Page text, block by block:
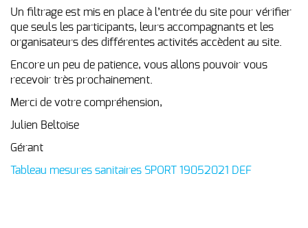
Un filtrage est mis en place à l’entrée du site pour vérifier
que seuls les participants, leurs accompagnants et les
organisateurs des différentes activités accèdent au site.
Encore un peu de patience, vous allons pouvoir vous
recevoir très prochainement.
Merci de votre compréhension,
Julien Beltoise
Gérant
Tableau mesures sanitaires SPORT 19052021 DEF